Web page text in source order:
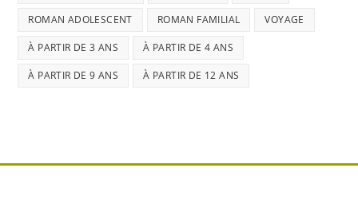
ROMAN ADOLESCENT ROMAN FAMILIAL VOYAGE
À PARTIR DE 3 ANS À PARTIR DE 4 ANS
À PARTIR DE 9 ANS À PARTIR DE 12 ANS